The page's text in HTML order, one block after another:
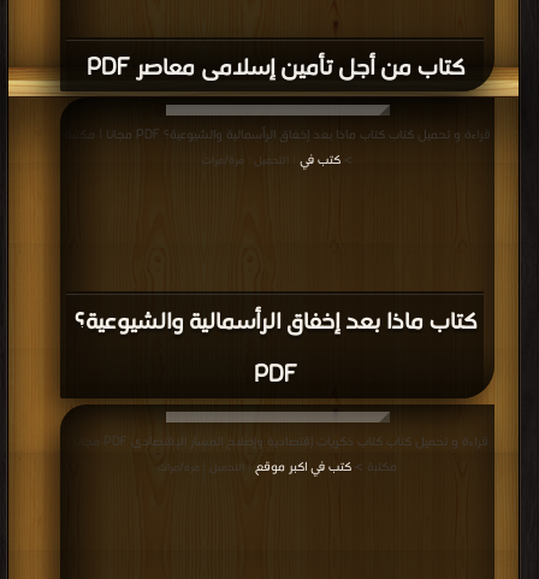
كتاب من أجل تأمين إسلامى معاصر PDF
كتاب ماذا بعد إخفاق الرأسمالية والشيوعية؟
PDF
قراءة و تحميل كتاب كتاب ماذا بعد إخفاق الرأسمالية والشيوعية؟ PDF مجانا | مكتبة
> كتب في | التحميل : مرة/مرات
قراءة و تحميل كتاب كتاب ذكريات إقتصادية وإصلاح المسار الإقتصادى PDF مجانا |
مكتبة > كتب في اكبر موقع | التحميل : مرة/مرات